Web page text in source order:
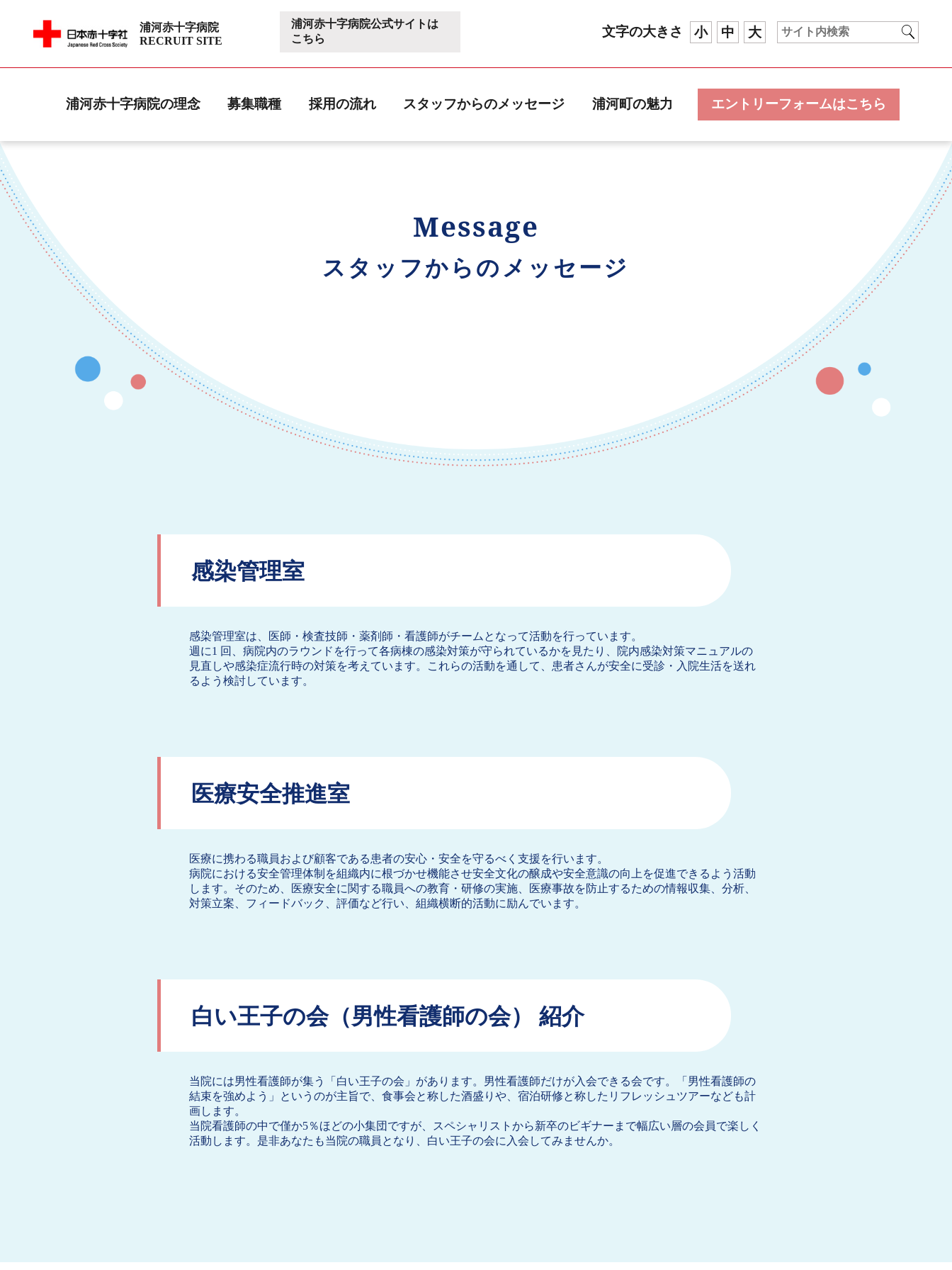
浦河赤十字病院
RECRUIT SITE
浦河赤十字病院公式サイトは
こちら
文字の大きさ 小 中 大
浦河赤十字病院の理念 募集職種 採用の流れ スタッフからのメッセージ 浦河町の魅力 エントリーフォームはこちら
Message
スタッフからのメッセージ
感染管理室
感染管理室は、医師・検査技師・薬剤師・看護師がチームとなって活動を行っています。
週に1 回、病院内のラウンドを行って各病棟の感染対策が守られているかを見たり、院内感染対策マニュアルの
見直しや感染症流行時の対策を考えています。これらの活動を通して、患者さんが安全に受診・入院生活を送れ
るよう検討しています。
医療安全推進室
医療に携わる職員および顧客である患者の安心・安全を守るべく支援を行います。
病院における安全管理体制を組織内に根づかせ機能させ安全文化の醸成や安全意識の向上を促進できるよう活動
します。そのため、医療安全に関する職員への教育・研修の実施、医療事故を防止するための情報収集、分析、
対策立案、フィードバック、評価など行い、組織横断的活動に励んでいます。
白い王子の会（男性看護師の会） 紹介
当院には男性看護師が集う「白い王子の会」があります。男性看護師だけが入会できる会です。「男性看護師の
結束を強めよう」というのが主旨で、食事会と称した酒盛りや、宿泊研修と称したリフレッシュツアーなども計
画します。
当院看護師の中で僅か5％ほどの小集団ですが、スペシャリストから新卒のビギナーまで幅広い層の会員で楽しく
活動します。是非あなたも当院の職員となり、白い王子の会に入会してみませんか。